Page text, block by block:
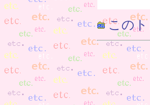
このト